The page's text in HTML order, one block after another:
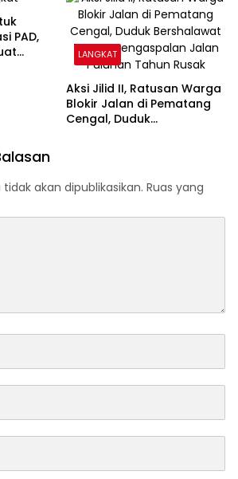
PAD,
LANGKAT
Aksi Jilid II, Ratusan Warga
Blokir Jalan di Pematang
Cengal, Duduk
akan dipublikasikan. Ruas yang